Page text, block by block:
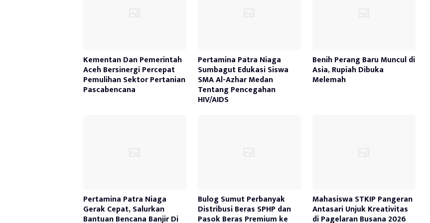
Kementan Dan Pemerintah
Aceh Bersinergi Percepat
Pemulihan Sektor Pertanian
Pascabencana
Pertamina Patra Niaga
Sumbagut Edukasi Siswa
SMA Al-Azhar Medan
Tentang Pencegahan
HIV/AIDS
Benih Perang Baru Muncul di
Asia, Rupiah Dibuka
Melemah
Pertamina Patra Niaga
Gerak Cepat, Salurkan
Bantuan Bencana Banjir Di
Bulog Sumut Perbanyak
Distribusi Beras SPHP dan
Pasok Beras Premium ke
Mahasiswa STKIP Pangeran
Antasari Unjuk Kreativitas
di Pagelaran Busana 2026